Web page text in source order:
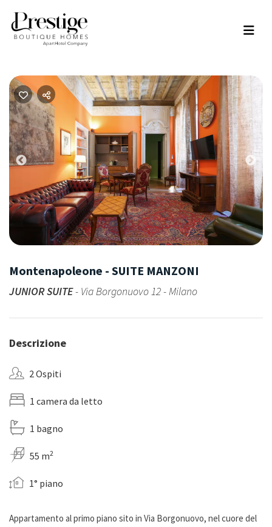
Previous
Montenapoleone - SUITE MANZONI
JUNIOR SUITE- Via Borgonuovo 12 - Milano
Descrizione
2 Ospiti
1 camera da letto
1 bagno
55 m2
1° piano
Appartamento al primo piano sito in Via Borgonuovo, nel cuore del